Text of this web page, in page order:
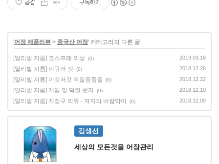
공감 구독하기
'어장 제품리뷰 > 중국산 어장' 카테고리의 다른 글
[알리발 지름] 코스프레 의상 (0) 2019.03.18
[알리발 지름] 피규어 셋 (0) 2018.12.28
[알리발 지름] 이것저것 덕질용품들 (0) 2018.12.22
[알리발 지름] 게임 및 덕질 뱃지 (0) 2018.12.10
[알리발 지름] 자장구 의류 - 져지와 바람막이 (0) 2018.12.09
김생선
세상의 모든것을 어장관리